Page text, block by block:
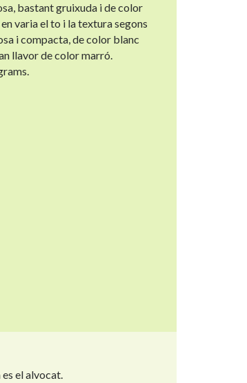
bastant gruixuda i de color
varia el to i la textura segons
i compacta, de color blanc
llavor de color marró.
el alvocat.